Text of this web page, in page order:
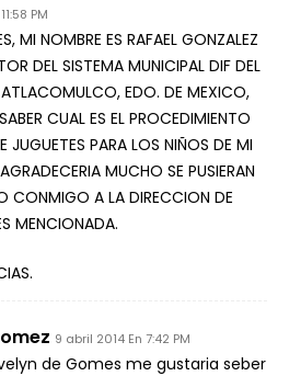
PM
MI NOMBRE ES RAFAEL GONZALEZ
DEL SISTEMA MUNICIPAL DIF DEL
EDO. DE MEXICO,
CUAL ES EL PROCEDIMIENTO
JUGUETES PARA LOS NIÑOS DE MI
MUCHO SE PUSIERAN
CONMIGO A LA DIRECCION DE
MENCIONADA.
9 abril 2014 En 7:42 PM
de Gomes me gustaria seber